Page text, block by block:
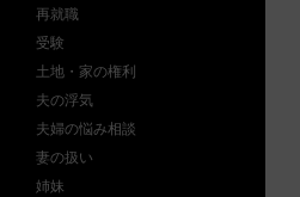
再就職
受験
土地・家の権利
夫の浮気
夫婦の悩み相談
妻の扱い
姉妹